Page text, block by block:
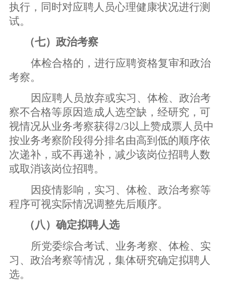
执行，同时对应聘人员心理健康状况进行测
试。
（七）政治考察
体检合格的，进行应聘资格复审和政治
考察。
因应聘人员放弃或实习、体检、政治考
察不合格等原因造成人选空缺，经研究， 可
视情况从业务考察获得2/3以上赞成票人员中
按业务考察阶段得分排名由高到低的顺序依
次递补，或不再递补，减少该岗位招聘人数
或取消该岗位招聘。
因疫情影响，实习、体检、政治考察等
程序可视实际情况调整先后顺序。
（八）确定拟聘人选
所党委综合考试、业务考察、体检、实
习、政治考察等情况，集体研究确定拟聘人
选。